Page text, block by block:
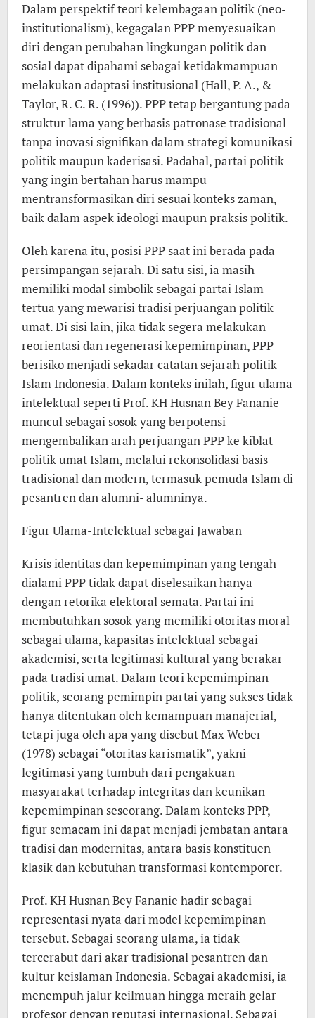
Dalam perspektif teori kelembagaan politik (neo-
institutionalism), kegagalan PPP menyesuaikan
diri dengan perubahan lingkungan politik dan
sosial dapat dipahami sebagai ketidakmampuan
melakukan adaptasi institusional (Hall, P. A., &
Taylor, R. C. R. (1996)). PPP tetap bergantung pada
struktur lama yang berbasis patronase tradisional
tanpa inovasi signifikan dalam strategi komunikasi
politik maupun kaderisasi. Padahal, partai politik
yang ingin bertahan harus mampu
mentransformasikan diri sesuai konteks zaman,
baik dalam aspek ideologi maupun praksis politik.
Oleh karena itu, posisi PPP saat ini berada pada
persimpangan sejarah. Di satu sisi, ia masih
memiliki modal simbolik sebagai partai Islam
tertua yang mewarisi tradisi perjuangan politik
umat. Di sisi lain, jika tidak segera melakukan
reorientasi dan regenerasi kepemimpinan, PPP
berisiko menjadi sekadar catatan sejarah politik
Islam Indonesia. Dalam konteks inilah, figur ulama
intelektual seperti Prof. KH Husnan Bey Fananie
muncul sebagai sosok yang berpotensi
mengembalikan arah perjuangan PPP ke kiblat
politik umat Islam, melalui rekonsolidasi basis
tradisional dan modern, termasuk pemuda Islam di
pesantren dan alumni- alumninya.
Figur Ulama-Intelektual sebagai Jawaban
Krisis identitas dan kepemimpinan yang tengah
dialami PPP tidak dapat diselesaikan hanya
dengan retorika elektoral semata. Partai ini
membutuhkan sosok yang memiliki otoritas moral
sebagai ulama, kapasitas intelektual sebagai
akademisi, serta legitimasi kultural yang berakar
pada tradisi umat. Dalam teori kepemimpinan
politik, seorang pemimpin partai yang sukses tidak
hanya ditentukan oleh kemampuan manajerial,
tetapi juga oleh apa yang disebut Max Weber
(1978) sebagai “otoritas karismatik”, yakni
legitimasi yang tumbuh dari pengakuan
masyarakat terhadap integritas dan keunikan
kepemimpinan seseorang. Dalam konteks PPP,
figur semacam ini dapat menjadi jembatan antara
tradisi dan modernitas, antara basis konstituen
klasik dan kebutuhan transformasi kontemporer.
Prof. KH Husnan Bey Fananie hadir sebagai
representasi nyata dari model kepemimpinan
tersebut. Sebagai seorang ulama, ia tidak
tercerabut dari akar tradisional pesantren dan
kultur keislaman Indonesia. Sebagai akademisi, ia
menempuh jalur keilmuan hingga meraih gelar
profesor dengan reputasi internasional. Sebagai